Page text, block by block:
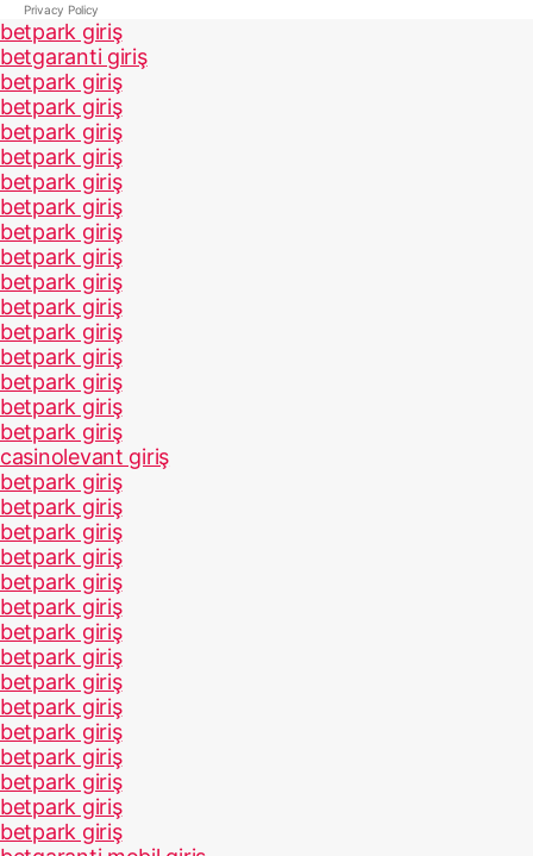
Privacy Policy
betpark giriş
betgaranti giriş
betpark giriş
betpark giriş
betpark giriş
betpark giriş
betpark giriş
betpark giriş
betpark giriş
betpark giriş
betpark giriş
betpark giriş
betpark giriş
betpark giriş
betpark giriş
betpark giriş
betpark giriş
casinolevant giriş
betpark giriş
betpark giriş
betpark giriş
betpark giriş
betpark giriş
betpark giriş
betpark giriş
betpark giriş
betpark giriş
betpark giriş
betpark giriş
betpark giriş
betpark giriş
betpark giriş
betpark giriş